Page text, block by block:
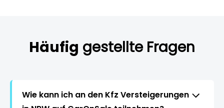
Häufig gestellte Fragen
Wie kann ich an den Kfz Versteigerungen